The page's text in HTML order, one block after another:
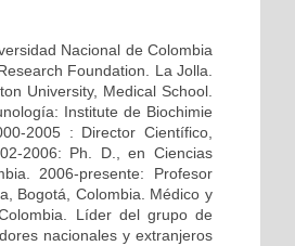
Nacional de Colombia
Foundation. La Jolla.
University, Medical School.
Institute de Biochimie
2005 : Director Científico,
2006: Ph. D., en Ciencias
2006-presente: Profesor
Bogotá, Colombia. Médico y
Líder del grupo de
nacionales y extranjeros